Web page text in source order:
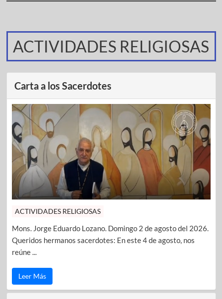
ACTIVIDADES RELIGIOSAS
Carta a los Sacerdotes
ACTIVIDADES RELIGIOSAS
Mons. Jorge Eduardo Lozano. Domingo 2 de agosto del 2026.
Queridos hermanos sacerdotes: En este 4 de agosto, nos
reúne ...
Leer Más